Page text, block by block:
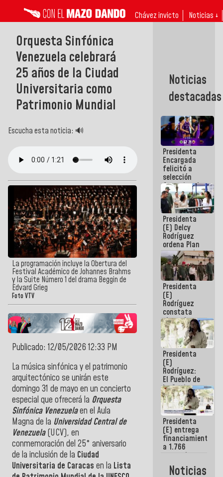
Chávez invicto Noticias ↓
Orquesta Sinfónica
Venezuela celebrará
25 años de la Ciudad
Universitaria como
Patrimonio Mundial
Escucha esta noticia: 🔊
La programación incluye la Obertura del
Festival Académico de Johannes Brahms
y la Suite Número 1 del drama Beggin de
Edvard Grieg
Foto VTV
Publicado: 12/05/2026 12:33 PM
La música sinfónica y el patrimonio
arquitectónico se unirán este
domingo 31 de mayo en un concierto
especial que ofrecerá la Orquesta
Sinfónica Venezuelaen el Aula
Magna de la Universidad Central de
Venezuela(UCV), en
conmemoración del 25° aniversario
de la inclusión de la Ciudad
Universitaria de Caracas en la Lista
Noticias
destacadas
Presidenta
Encargada
felicitó a
selección
femenina de
baloncesto
por su
clasificación
a la
AmeriCup
2027
Presidenta
(E) Delcy
Rodríguez
ordena Plan
maestro de
desarrollo
logístico y
turístico
para La
Guaira
Presidenta
(E)
Rodríguez
constata
obras de
rehabilitación
de Escuela
Militar de
Mamo en La
Guaira
Presidenta
(E)
Rodríguez:
El Pueblo de
La Guaira
siempre
estará
acompañada
por el
Gobierno
Nacional
Presidenta
(E) entrega
financiamientos
a 1.766
comerciantes
emprendedores
Noticias